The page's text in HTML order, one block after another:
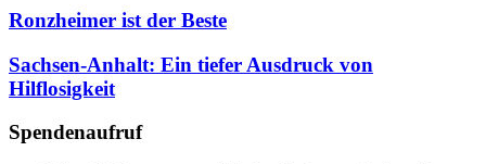
Ronzheimer ist der Beste
Sachsen-Anhalt: Ein tiefer Ausdruck von
Hilflosigkeit
Spendenaufruf